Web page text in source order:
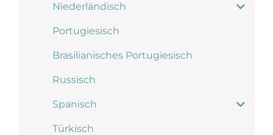
Niederländisch
Portugiesisch
Brasilianisches Portugiesisch
Russisch
Spanisch
Türkisch